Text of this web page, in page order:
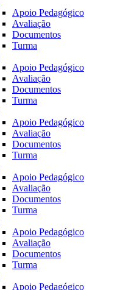
Apoio Pedagógico
Avaliação
Documentos
Turma
Apoio Pedagógico
Avaliação
Documentos
Turma
Apoio Pedagógico
Avaliação
Documentos
Turma
Apoio Pedagógico
Avaliação
Documentos
Turma
Apoio Pedagógico
Avaliação
Documentos
Turma
Apoio Pedagógico